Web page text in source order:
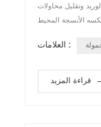
وتقليل محاولات
العلامات :
قراءة المزيد